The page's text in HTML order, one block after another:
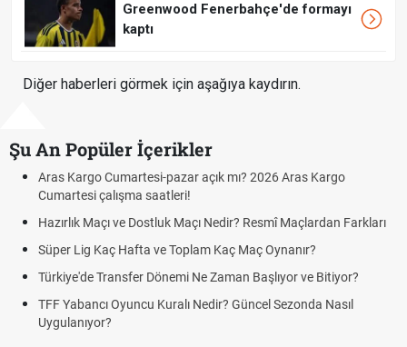
Greenwood Fenerbahçe'de formayı
kaptı
Diğer haberleri görmek için aşağıya kaydırın.
Şu An Popüler İçerikler
Aras Kargo Cumartesi-pazar açık mı? 2026 Aras Kargo
Cumartesi çalışma saatleri!
Hazırlık Maçı ve Dostluk Maçı Nedir? Resmî Maçlardan Farkları
Süper Lig Kaç Hafta ve Toplam Kaç Maç Oynanır?
Türkiye'de Transfer Dönemi Ne Zaman Başlıyor ve Bitiyor?
TFF Yabancı Oyuncu Kuralı Nedir? Güncel Sezonda Nasıl
Uygulanıyor?